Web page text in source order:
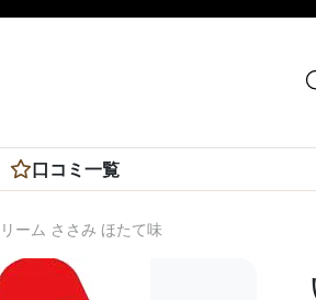
口コミ一覧
ーム ささみ ほたて味